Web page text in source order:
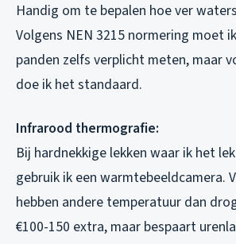
Handig om te bepalen hoe ver
Volgens NEN 3215 normering moet
panden zelfs verplicht meten, maar
doe ik het standaard.
Infrarood thermografie:
Bij hardnekkige lekken waar ik het
gebruik ik een warmtebeeldcamera.
hebben andere temperatuur dan
€100-150 extra, maar bespaart